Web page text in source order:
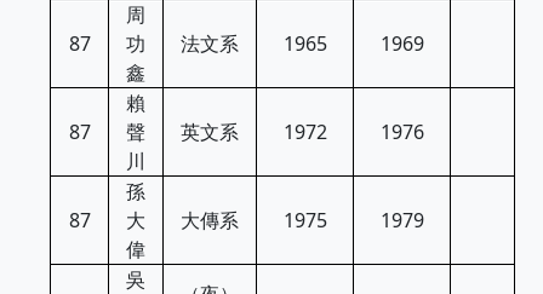
87
周
功
鑫
法文系 1965 1969
87
賴
聲
川
英文系 1972 1976
87
孫
大
偉
大傳系 1975 1979
吳